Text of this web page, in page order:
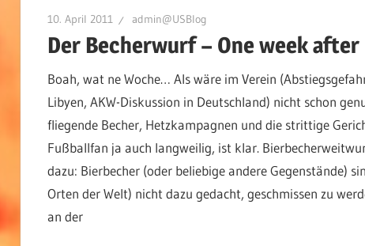
10. April 2011 admin@USBlog
Der Becherwurf – One week after
Boah, wat ne Woche… Als wäre im Verein
Libyen, AKW-Diskussion in Deutschland) nicht schon
fliegende Becher, Hetzkampagnen und die strittige
Fußballfan ja auch langweilig, ist klar.
dazu: Bierbecher (oder beliebige andere Gegenstände)
Orten der Welt) nicht dazu gedacht, geschmissen zu
an der